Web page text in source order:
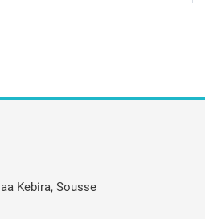
Kebira, Sousse